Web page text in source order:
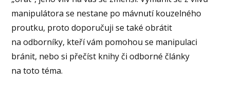
manipulátora se nestane po mávnutí kouzelného
proutku, proto doporučuji se také obrátit
na odborníky, kteří vám pomohou se manipulaci
bránit, nebo si přečíst knihy či odborné články
na toto téma.